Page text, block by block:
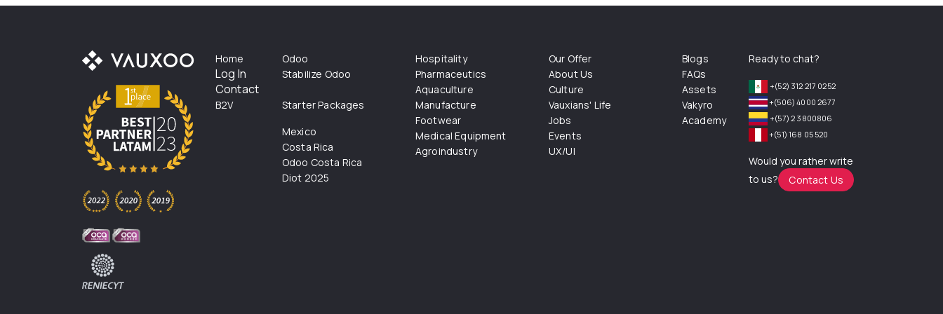
Home
Log In
Contact
B2V
Odoo
Stabilize Odoo
Starter Packages
Mexico
Costa Rica
Odoo Costa Rica
Diot 2025
Hospitality
Pharmaceutics
Aquaculture
Manufacture
Footwear
Medical Equipment
Agroindustry
Our Offer
About Us
Culture
Vauxians' Life
Jobs
Events
UX/UI
Blogs
FAQs
Assets
Vakyro
Academy
Ready to chat?
+(52) 312 217 0252
+(506) 4000 2677
+(57) 2 3800806
+(51) 168 05 520
Would you rather write
to us?
Contact Us